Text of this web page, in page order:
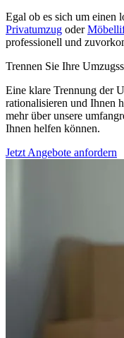
Egal ob es sich um einen
Privatumzug oder
professionell und
Trennen Sie Ihre
Eine klare Trennung der
rationalisieren und Ihnen
mehr über unsere
Ihnen helfen können.
Jetzt Angebote anfordern